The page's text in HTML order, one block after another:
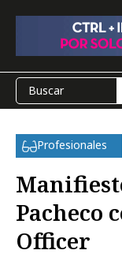
Profesionales
Pacheco
Officer